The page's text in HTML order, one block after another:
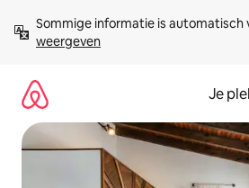
direct
naar
Sommige informatie is automatisch
weergeven
Je